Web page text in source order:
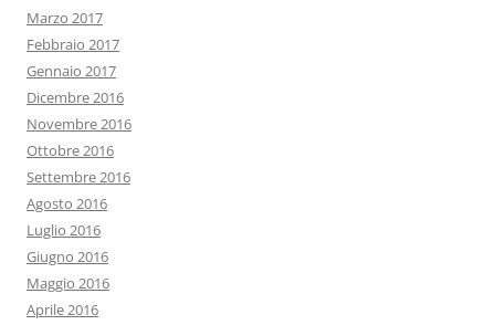
Marzo 2017
Febbraio 2017
Gennaio 2017
Dicembre 2016
Novembre 2016
Ottobre 2016
Settembre 2016
Agosto 2016
Luglio 2016
Giugno 2016
Maggio 2016
Aprile 2016